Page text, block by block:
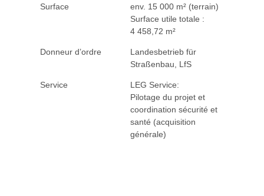
Surface
env. 15 000 m² (terrain)
Surface utile totale :
4 458,72 m²
Donneur d’ordre
Landesbetrieb für
Straßenbau, LfS
Service
LEG Service:
Pilotage du projet et
coordination sécurité et
santé (acquisition
générale)